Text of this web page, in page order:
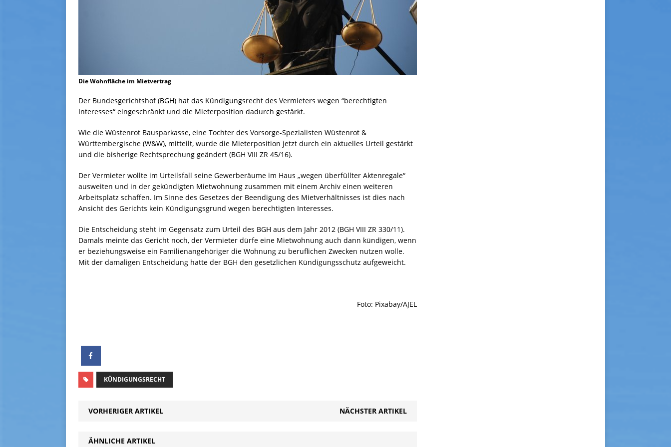
Die Wohnfläche im Mietvertrag
Der Bundesgerichtshof (BGH) hat das Kündigungsrecht des Vermieters wegen “berechtigten
Interesses“ eingeschränkt und die Mieterposition dadurch gestärkt.
Wie die Wüstenrot Bausparkasse, eine Tochter des Vorsorge-Spezialisten Wüstenrot &
Württembergische (W&W), mitteilt, wurde die Mieterposition jetzt durch ein aktuelles Urteil gestärkt
und die bisherige Rechtsprechung geändert (BGH VIII ZR 45/16).
Der Vermieter wollte im Urteilsfall seine Gewerberäume im Haus „wegen überfüllter Aktenregale“
ausweiten und in der gekündigten Mietwohnung zusammen mit einem Archiv einen weiteren
Arbeitsplatz schaffen. Im Sinne des Gesetzes der Beendigung des Mietverhältnisses ist dies nach
Ansicht des Gerichts kein Kündigungsgrund wegen berechtigten Interesses.
Die Entscheidung steht im Gegensatz zum Urteil des BGH aus dem Jahr 2012 (BGH VIII ZR 330/11).
Damals meinte das Gericht noch, der Vermieter dürfe eine Mietwohnung auch dann kündigen, wenn
er beziehungsweise ein Familienangehöriger die Wohnung zu beruflichen Zwecken nutzen wolle.
Mit der damaligen Entscheidung hatte der BGH den gesetzlichen Kündigungsschutz aufgeweicht.
Foto: Pixabay/AJEL
KÜNDIGUNGSRECHT
VORHERIGER ARTIKEL NÄCHSTER ARTIKEL
ÄHNLICHE ARTIKEL